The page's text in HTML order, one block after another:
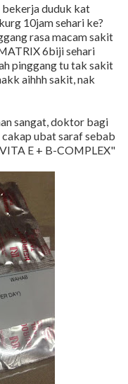
bekerja duduk kat
10jam sehari ke?
rasa macam sakit
6biji sehari
pinggang tu tak sakit
aihhh sakit, nak
sangat, doktor bagi
ubat saraf sebab
E + B-COMPLEX"